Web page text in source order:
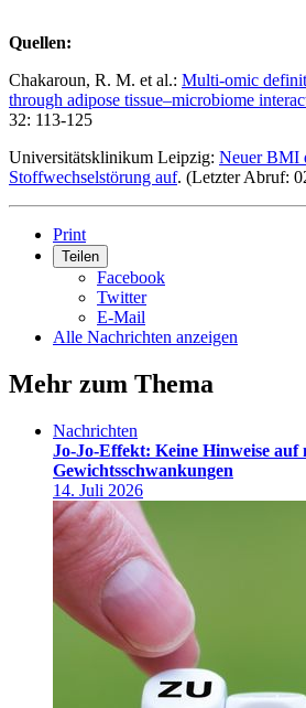
Quellen:
Chakaroun, R. M. et al.: Multi-omic
through adipose tissue–microbiome
32: 113-125
Universitätsklinikum Leipzig: Neuer BMI
Stoffwechselstörung auf. (Letzter Abruf:
Print
Teilen
Facebook
Twitter
E-Mail
Alle Nachrichten anzeigen
Mehr zum Thema
Nachrichten
Jo-Jo-Effekt: Keine Hinweise auf
Gewichtsschwankungen
14. Juli 2026